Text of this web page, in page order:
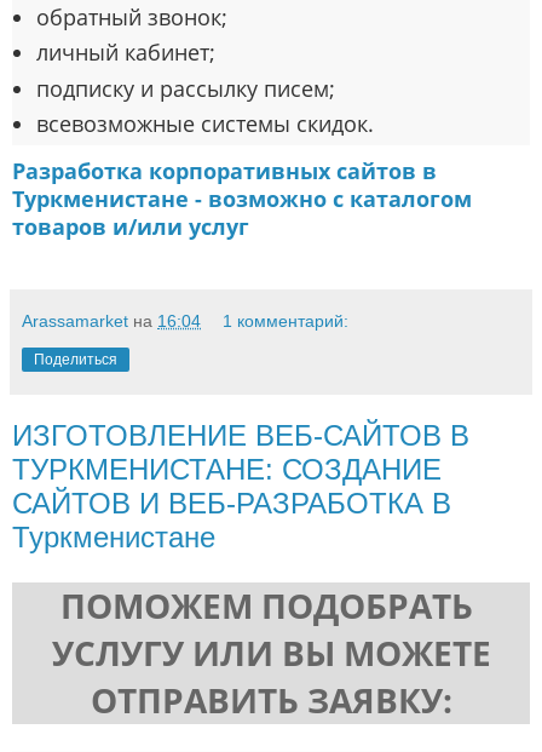
обратный звонок;
личный кабинет;
подписку и рассылку писем;
всевозможные системы скидок.
Разработка корпоративных сайтов в
Туркменистане - возможно с каталогом
товаров и/или услуг
Arassamarket на 16:04 1 комментарий:
Поделиться
ИЗГОТОВЛЕНИЕ ВЕБ-САЙТОВ В
ТУРКМЕНИСТАНЕ: СОЗДАНИЕ
САЙТОВ И ВЕБ-РАЗРАБОТКА В
Туркменистане
ПОМОЖЕМ ПОДОБРАТЬ
УСЛУГУ ИЛИ ВЫ МОЖЕТЕ
ОТПРАВИТЬ ЗАЯВКУ: